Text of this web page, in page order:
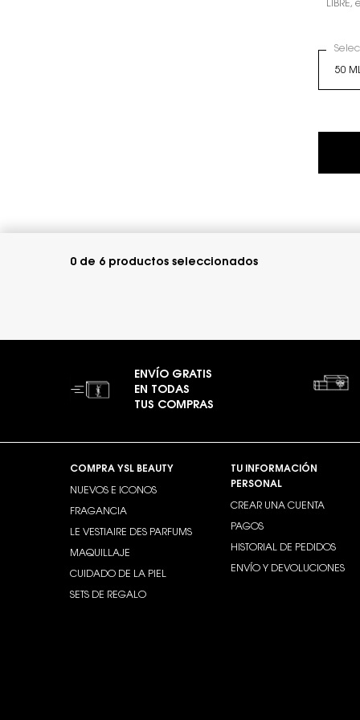
0 de 6 productos seleccionados
ENVÍO GRATIS
EN TODAS
TUS COMPRAS
COMPRA YSL BEAUTY
NUEVOS E ICONOS
FRAGANCIA
LE VESTIAIRE DES PARFUMS
MAQUILLAJE
CUIDADO DE LA PIEL
SETS DE REGALO
TU INFORMACIÓN
PERSONAL
CREAR UNA CUENTA
PAGOS
HISTORIAL DE PEDIDOS
ENVÍO Y DEVOLUCIONES